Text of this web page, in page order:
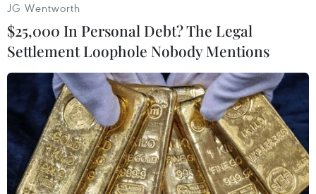
Quốc
06/08/2026 07:34
Làn sóng tấn công mạng nhằm vào
các quỹ đầu cơ lớn của Mỹ
06/08/2026 06:47
Đồng USD trước bước ngoặt do đồng
JG Wentworth
$25,000 In Personal Debt? The Legal
Settlement Loophole Nobody Mentions